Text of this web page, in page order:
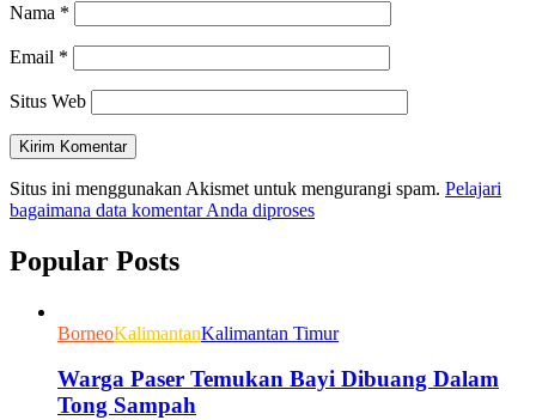
Nama *
Email *
Situs Web
Situs ini menggunakan Akismet untuk mengurangi spam. Pelajari
bagaimana data komentar Anda diproses
Popular Posts
BorneoKalimantanKalimantan Timur
Warga Paser Temukan Bayi Dibuang Dalam
Tong Sampah